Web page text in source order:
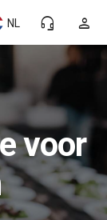
person
headset_mic
NL